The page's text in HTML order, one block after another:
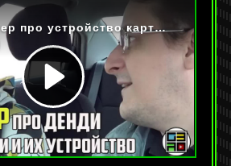
youtu.be/LxZ5tpQ04oQ
,Интервью и подкасты
в гостях,видеоигры ,денди